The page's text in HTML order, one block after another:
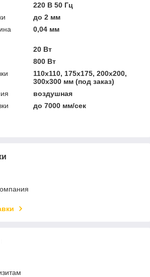
220 В 50 Гц
до 2 мм
0,04 мм
20 Вт
800 Вт
110х110, 175х175, 200х200,
300х300 мм (под заказ)
воздушная
до 7000 мм/сек